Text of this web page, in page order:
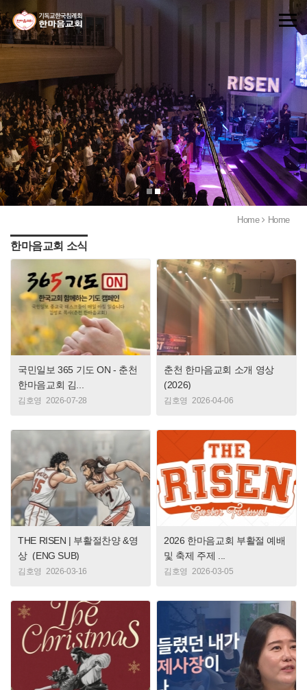
Home Home
한마음교회 소식
국민일보 365 기도 ON - 춘천
한마음교회 김...
김호영 2026-07-28
춘천 한마음교회 소개 영상
(2026)
김호영 2026-04-06
THE RISEN | 부활절찬양 &영
상_(ENG SUB)
김호영 2026-03-16
2026 한마음교회 부활절 예배
및 축제 주제 ...
김호영 2026-03-05